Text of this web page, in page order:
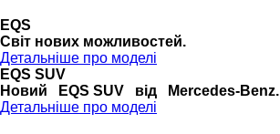
EQS
Cвіт нових можливостей.
Детальніше про моделі
EQS SUV
Новий EQS SUV від Mercedes-Benz.
Детальніше про моделі